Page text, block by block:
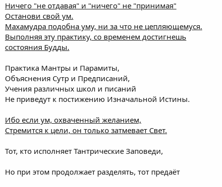
Ничего "не отдавая" и "ничего" не "принимая"
Останови свой ум.
Махамудра подобна уму, ни за что не цепляющемуся.
Выполняя эту практику, со временем достигнешь
состояния Будды.
Практика Мантры и Парамиты,
Объяснения Сутр и Предписаний,
Учения различных школ и писаний
Не приведут к постижению Изначальной Истины.
Ибо если ум, охваченный желанием,
Стремится к цели, он только затмевает Свет.
Тот, кто исполняет Тантрические Заповеди,
Но при этом продолжает разделять, тот предаёт